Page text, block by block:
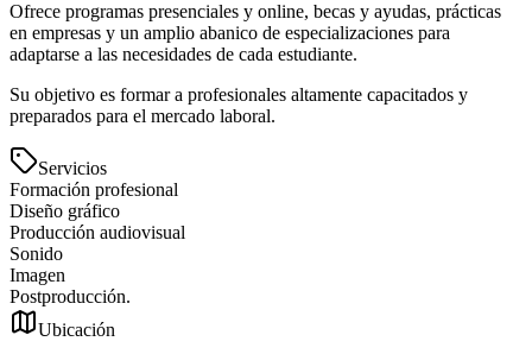
Ofrece programas presenciales y online, becas y ayudas, prácticas
en empresas y un amplio abanico de especializaciones para
adaptarse a las necesidades de cada estudiante.
Su objetivo es formar a profesionales altamente capacitados y
preparados para el mercado laboral.
Servicios
Formación profesional
Diseño gráfico
Producción audiovisual
Sonido
Imagen
Postproducción.
Ubicación